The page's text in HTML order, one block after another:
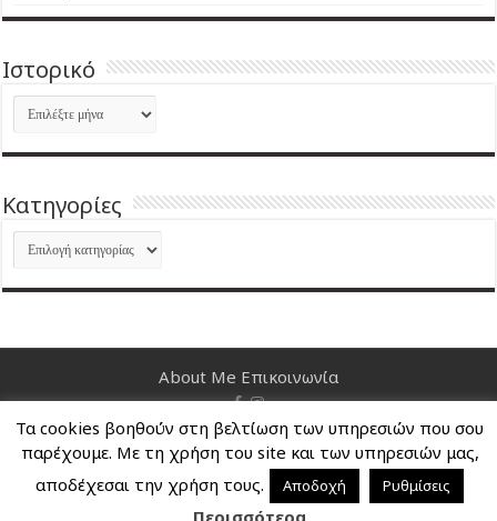
Ιστορικό
Ιστορικό
Kατηγορίες
Kατηγορίες
About Me Επικοινωνία
Nancy's Blog © Copyright 2026, All Rights Reserved
Τα cookies βοηθούν στη βελτίωση των υπηρεσιών που σου
παρέχουμε. Με τη χρήση του site και των υπηρεσιών μας,
αποδέχεσαι την χρήση τους.
Αποδοχή Ρυθμίσεις
Περισσότερα